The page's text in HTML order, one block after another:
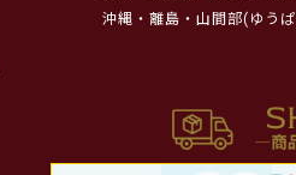
沖縄・離島・山間部(ゆう